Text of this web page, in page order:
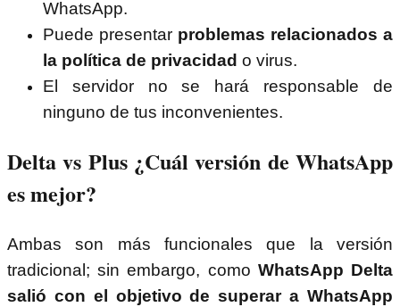
WhatsApp.
Puede presentar problemas relacionados a
la política de privacidad o virus.
El servidor no se hará responsable de
ninguno de tus inconvenientes.
Delta vs Plus ¿Cuál versión de WhatsApp
es mejor?
Ambas son más funcionales que la versión
tradicional; sin embargo, como WhatsApp Delta
salió con el objetivo de superar a WhatsApp